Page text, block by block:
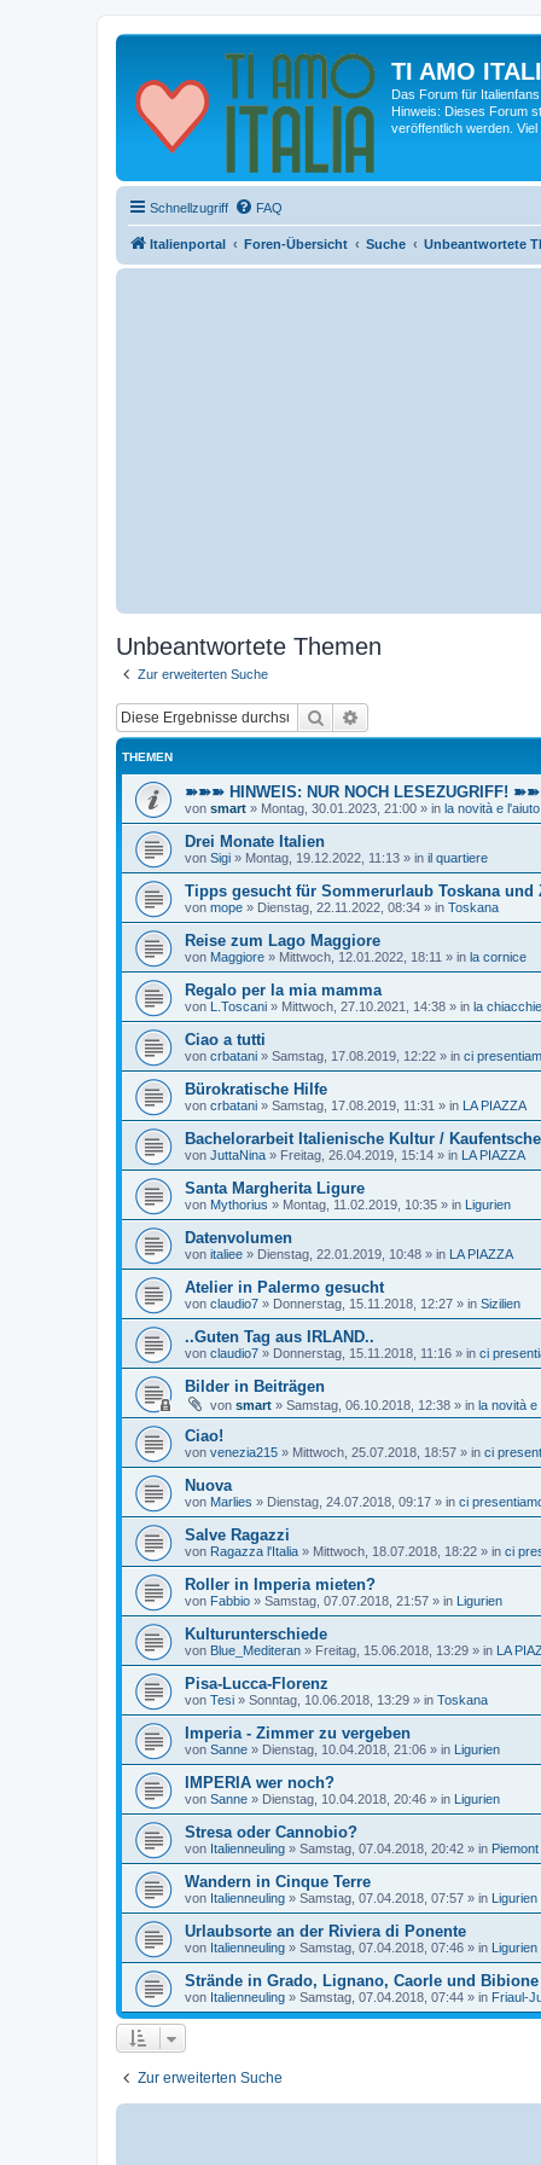
TI AMO
Das Forum für
Hinweis: Dieses Forum
veröffentlich werden.
Schnellzugriff FAQ
Italienportal Foren-Übersicht Suche Unbeantwortete
Unbeantwortete Themen
Zur erweiterten Suche
Suche
THEMEN
➽➽➽ HINWEIS: NUR NOCH LESEZUGRIFF!
von smart » Montag, 30.01.2023, 21:00 » in la novità e l'aiuto
Drei Monate Italien
von Sigi » Montag, 19.12.2022, 11:13 » in il quartiere
Tipps gesucht für Sommerurlaub Toskana und
von mope » Dienstag, 22.11.2022, 08:34 » in Toskana
Reise zum Lago Maggiore
von Maggiore » Mittwoch, 12.01.2022, 18:11 » in la cornice
Regalo per la mia mamma
von L.Toscani » Mittwoch, 27.10.2021, 14:38 » in la
Ciao a tutti
von crbatani » Samstag, 17.08.2019, 12:22 » in ci
Bürokratische Hilfe
von crbatani » Samstag, 17.08.2019, 11:31 » in LA PIAZZA
Bachelorarbeit Italienische Kultur /
von JuttaNina » Freitag, 26.04.2019, 15:14 » in LA PIAZZA
Santa Margherita Ligure
von Mythorius » Montag, 11.02.2019, 10:35 » in Ligurien
Datenvolumen
von italiee » Dienstag, 22.01.2019, 10:48 » in LA PIAZZA
Atelier in Palermo gesucht
von claudio7 » Donnerstag, 15.11.2018, 12:27 » in Sizilien
..Guten Tag aus IRLAND..
von claudio7 » Donnerstag, 15.11.2018, 11:16 » in ci
Bilder in Beiträgen
von smart » Samstag, 06.10.2018, 12:38 » in la novità e
Ciao!
von venezia215 » Mittwoch, 25.07.2018, 18:57 » in ci
Nuova
von Marlies » Dienstag, 24.07.2018, 09:17 » in ci
Salve Ragazzi
von Ragazza l'Italia » Mittwoch, 18.07.2018, 18:22 » in ci
Roller in Imperia mieten?
von Fabbio » Samstag, 07.07.2018, 21:57 » in Ligurien
Kulturunterschiede
von Blue_Mediteran » Freitag, 15.06.2018, 13:29 » in LA
Pisa-Lucca-Florenz
von Tesi » Sonntag, 10.06.2018, 13:29 » in Toskana
Imperia - Zimmer zu vergeben
von Sanne » Dienstag, 10.04.2018, 21:06 » in Ligurien
IMPERIA wer noch?
von Sanne » Dienstag, 10.04.2018, 20:46 » in Ligurien
Stresa oder Cannobio?
von Italienneuling » Samstag, 07.04.2018, 20:42 » in Piemont
Wandern in Cinque Terre
von Italienneuling » Samstag, 07.04.2018, 07:57 » in Ligurien
Urlaubsorte an der Riviera di Ponente
von Italienneuling » Samstag, 07.04.2018, 07:46 » in Ligurien
Strände in Grado, Lignano, Caorle und Bibione
von Italienneuling » Samstag, 07.04.2018, 07:44 » in Friaul-
Zur erweiterten Suche